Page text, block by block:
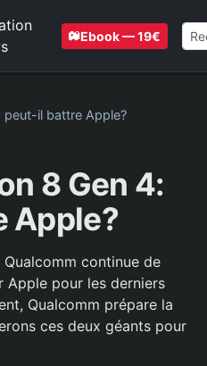
Ebook — 19€
peut-il battre Apple?
8 Gen 4:
Apple?
continue de
Apple pour les derniers
Qualcomm prépare la
ces deux géants pour